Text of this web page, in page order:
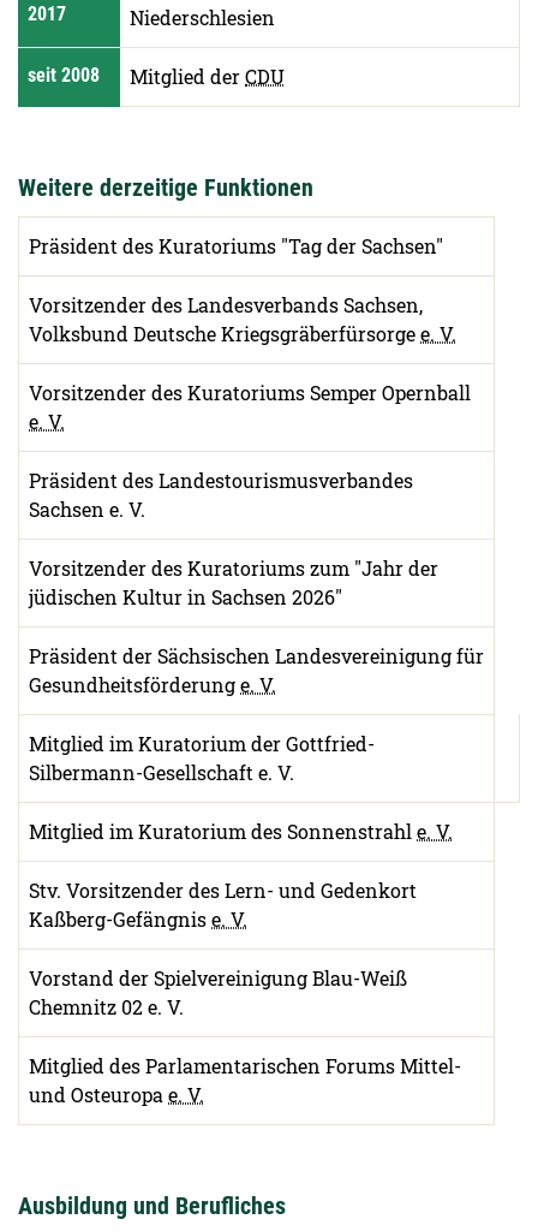
2017
Niederschlesien
seit 2008 Mitglied derCDU
Weitere derzeitige Funktionen
Präsident des Kuratoriums "Tag der Sachsen"
Vorsitzender des Landesverbands Sachsen,
Volksbund Deutsche Kriegsgräberfürsorgee. V.
Vorsitzender des Kuratoriums Semper Opernball
e. V.
Präsident des Landestourismusverbandes
Sachsen e. V.
Vorsitzender des Kuratoriums zum "Jahr der
jüdischen Kultur in Sachsen 2026"
Präsident der Sächsischen Landesvereinigung für
Gesundheitsförderunge. V.
Mitglied im Kuratorium der Gottfried-
Silbermann-Gesellschaft e. V.
Mitglied im Kuratorium des Sonnenstrahl e. V.
Stv. Vorsitzender des Lern- und Gedenkort
Kaßberg-Gefängnise. V.
Vorstand der Spielvereinigung Blau-Weiß
Chemnitz 02 e. V.
Mitglied des Parlamentarischen Forums Mittel-
und Osteuropa e. V.
Ausbildung und Berufliches